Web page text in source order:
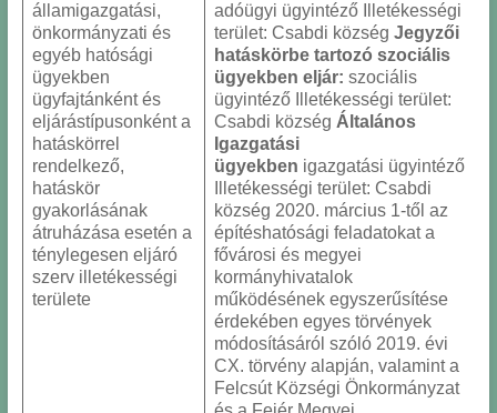
államigazgatási,
önkormányzati és
egyéb hatósági
ügyekben
ügyfajtánként és
eljárástípusonként a
hatáskörrel
rendelkező,
hatáskör
gyakorlásának
átruházása esetén a
ténylegesen eljáró
szerv illetékességi
területe
adóügyi ügyintéző Illetékességi
terület: Csabdi község Jegyzői
hatáskörbe tartozó szociális
ügyekben eljár: szociális
ügyintéző Illetékességi terület:
Csabdi község Általános
Igazgatási
ügyekben igazgatási ügyintéző
Illetékességi terület: Csabdi
község 2020. március 1-től az
építéshatósági feladatokat a
fővárosi és megyei
kormányhivatalok
működésének egyszerűsítése
érdekében egyes törvények
módosításáról szóló 2019. évi
CX. törvény alapján, valamint a
Felcsút Községi Önkormányzat